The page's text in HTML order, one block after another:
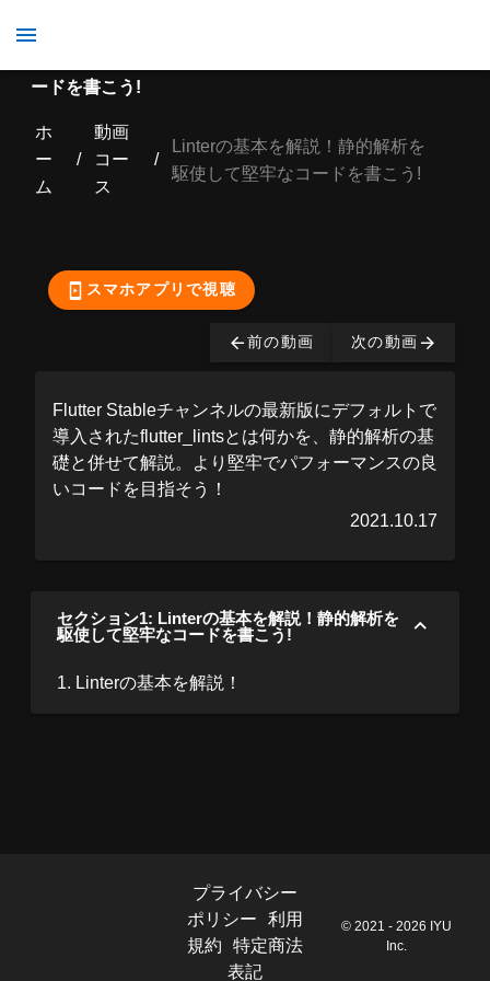
ードを書こう!
ホ
ー
ム
/
動画
コー
ス
/
Linterの基本を解説！静的解析を
駆使して堅牢なコードを書こう!
購入する
スマホアプリで視聴
前の動画 次の動画
Flutter Stableチャンネルの最新版にデフォルトで
導入されたflutter_lintsとは何かを、静的解析の基
礎と併せて解説。より堅牢でパフォーマンスの良
いコードを目指そう！
2021.10.17
セクション1: Linterの基本を解説！静的解析を
駆使して堅牢なコードを書こう!
1. Linterの基本を解説！
プライバシー
ポリシー
利用
規約
特定商法
表記
© 2021 - 2026 IYU
Inc.